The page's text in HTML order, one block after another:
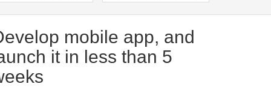
phim hành động Mỹ
2021 - Thể loại phim
hành động
mobile app, and
it in less than 5